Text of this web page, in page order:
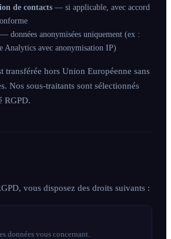
de contacts — si applicable, avec accord
— données anonymisées uniquement (ex :
Analytics avec anonymisation IP)
transférée hors Union Européenne sans
Nos sous-traitants sont sélectionnés
RGPD.
vous disposez des droits suivants :
données vous concernant.